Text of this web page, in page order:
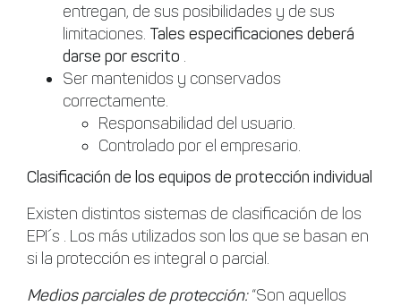
entregan, de sus posibilidades y de sus
limitaciones. Tales especificaciones deberá
darse por escrito .
Ser mantenidos y conservados
correctamente.
Responsabilidad del usuario.
Controlado por el empresario.
Clasificación de los equipos de protección individual
Existen distintos sistemas de clasificación de los
EPI´s . Los más utilizados son los que se basan en
si la protección es integral o parcial.
Medios parciales de protección:“Son aquellos